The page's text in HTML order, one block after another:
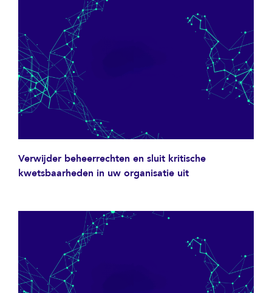
Verwijder beheerrechten en sluit kritische
kwetsbaarheden in uw organisatie uit